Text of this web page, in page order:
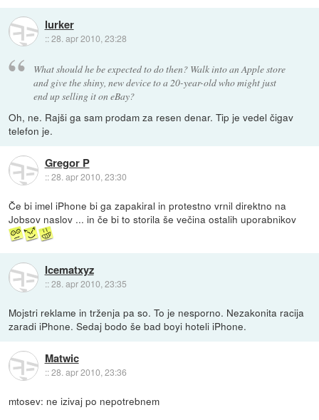
lurker
::28. apr 2010, 23:28
What should he be expected to do then? Walk into an Apple store
and give the shiny, new device to a 20-year-old who might just
end up selling it on eBay?
Oh, ne. Rajši ga sam prodam za resen denar. Tip je vedel čigav
telefon je.
Gregor P
::28. apr 2010, 23:30
Če bi imel iPhone bi ga zapakiral in protestno vrnil direktno na
Jobsov naslov ... in če bi to storila še večina ostalih uporabnikov
Icematxyz
::28. apr 2010, 23:35
Mojstri reklame in trženja pa so. To je nesporno. Nezakonita racija
zaradi iPhone. Sedaj bodo še bad boyi hoteli iPhone.
Matwic
::28. apr 2010, 23:36
mtosev: ne izivaj po nepotrebnem